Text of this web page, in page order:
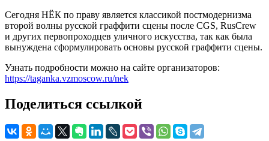
Сегодня НЁК по праву является классикой постмодернизма
второй волны русской граффити сцены после CGS, RusCrew
и других первопроходцев уличного искусства, так как была
вынуждена сформулировать основы русской граффити сцены.
Узнать подробности можно на сайте организаторов:
https://taganka.vzmoscow.ru/nek
Поделиться ссылкой